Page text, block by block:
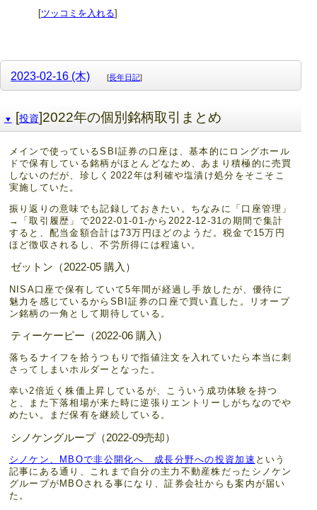
[ツッコミを入れる]
2023-02-16 (木) [長年日記]
▼ [投資]2022年の個別銘柄取引まとめ
メインで使っているSBI証券の口座は、基本的にロングホール
ドで保有している銘柄がほとんどなため、あまり積極的に売買
しないのだが、珍しく2022年は利確や塩漬け処分をそこそこ
実施していた。
振り返りの意味でも記録しておきたい。ちなみに「口座管理」
→「取引履歴」で2022-01-01-から2022-12-31の期間で集計
すると、配当金額合計は73万円ほどのようだ。税金で15万円
ほど徴収されるし、不労所得には程遠い。
ゼットン（2022-05 購入）
NISA口座で保有していて5年間が経過し手放したが、優待に
魅力を感じているからSBI証券の口座で買い直した。リオープ
ン銘柄の一角として期待している。
ティーケーピー（2022-06 購入）
落ちるナイフを拾うつもりで指値注文を入れていたら本当に刺
さってしまいホルダーとなった。
幸い2倍近く株価上昇しているが、こういう成功体験を持つ
と、また下落相場が来た時に逆張りエントリーしがちなのでや
めたい。まだ保有を継続している。
シノケングループ（2022-09売却）
シノケン、MBOで非公開化へ 成長分野への投資加速 という
記事にある通り、これまで自分の主力不動産株だったシノケン
グループがMBOされる事になり、証券会社からも案内が届い
た。